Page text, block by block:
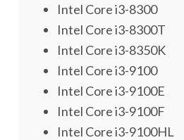
Intel Core i3-8300
Intel Core i3-8300T
Intel Core i3-8350K
Intel Core i3-9100
Intel Core i3-9100E
Intel Core i3-9100F
Intel Core i3-9100HL